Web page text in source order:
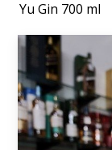
Yu Gin 700 ml